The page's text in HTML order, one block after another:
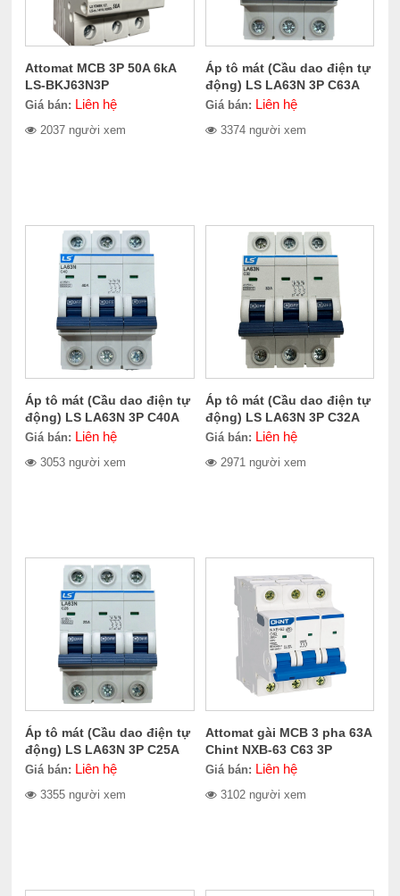
Attomat MCB 3P 50A 6kA
LS-BKJ63N3P
Giá bán: Liên hệ
2037 người xem
Áp tô mát (Cầu dao điện tự
động) LS LA63N 3P C63A
Giá bán: Liên hệ
3374 người xem
Áp tô mát (Cầu dao điện tự
động) LS LA63N 3P C40A
Giá bán: Liên hệ
3053 người xem
Áp tô mát (Cầu dao điện tự
động) LS LA63N 3P C32A
Giá bán: Liên hệ
2971 người xem
Áp tô mát (Cầu dao điện tự
động) LS LA63N 3P C25A
Giá bán: Liên hệ
3355 người xem
Attomat gài MCB 3 pha 63A
Chint NXB-63 C63 3P
Giá bán: Liên hệ
3102 người xem